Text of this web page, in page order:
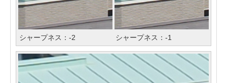
シャープネス：-2 シャープネス：-1